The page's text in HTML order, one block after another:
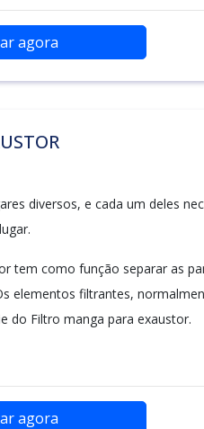
agora
diversos, e cada um deles
tem como função separar as
elementos filtrantes,
do Filtro manga para exaustor.
agora